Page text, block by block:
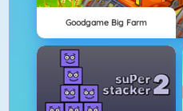
Goodgame Big Farm